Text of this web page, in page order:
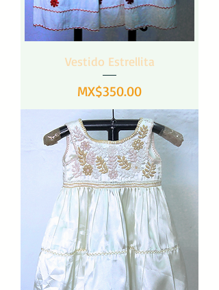
Vestido Estrellita
Precio
MX$350.00